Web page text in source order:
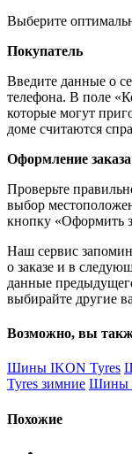
Выберите
Покупатель
Введите данные о
телефона. В поле
которые могут
доме считаются
Оформление заказа
Проверьте
выбор
кнопку «Оформить
Наш сервис
о заказе и в
данные
выбирайте другие
Возможно, вы
Шины IKON Tyres
Tyres зимние Шины
Похожие